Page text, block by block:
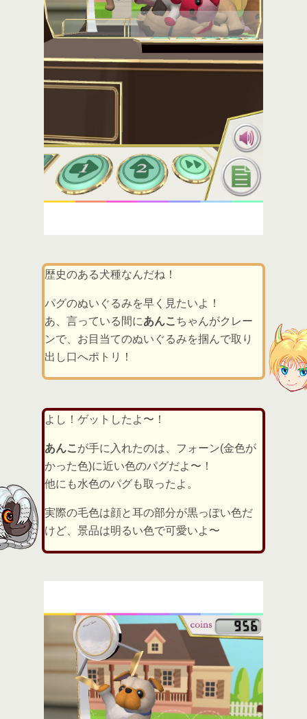
歴史のある犬種なんだね！
パグのぬいぐるみを早く見たいよ！
あ、言っている間にあんこ ちゃんがクレー
ンで、お目当てのぬいぐるみを掴んで取り
出し口へポトリ！
よし！ゲットしたよ〜！
あんこ が手に入れたのは、フォーン(金色が
かった色)に近い色のパグだよ〜！
他にも水色のパグも取ったよ。
実際の毛色は顔と耳の部分が黒っぽい色だ
けど、景品は明るい色で可愛いよ〜